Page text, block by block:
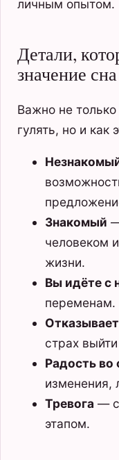
личным опытом.
Детали,
значение сна
Важно не
гулять, но и как
Знакомый
человеком
жизни.
Вы идёте с
переменам.
страх
Радость во
изменения,
Тревога —
этапом.